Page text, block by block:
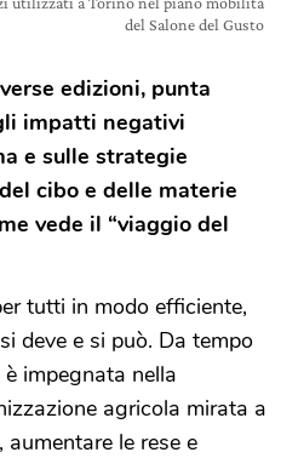
del Salone del Gusto
edizioni, punta
impatti negativi
e sulle strategie
cibo e delle materie
vede il “viaggio del
tutti in modo efficiente,
deve e si può. Da tempo
è impegnata nella
agricola mirata a
le rese e